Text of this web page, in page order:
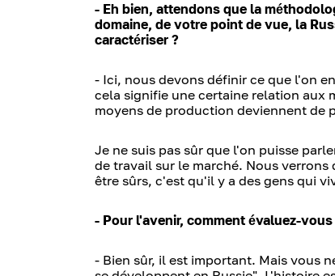
- Eh bien, attendons que la
domaine, de votre point de vue, la
caractériser ?
- Ici, nous devons définir ce que l'on
cela signifie une certaine relation aux
moyens de production deviennent de
Je ne suis pas sûr que l'on puisse
de travail sur le marché. Nous
être sûrs, c'est qu'il y a des gens qui
- Pour l'avenir, comment évaluez-
- Bien sûr, il est important. Mais vous